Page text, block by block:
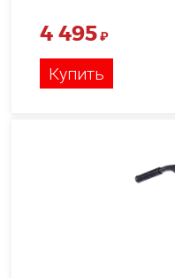
4 495₽
Купить